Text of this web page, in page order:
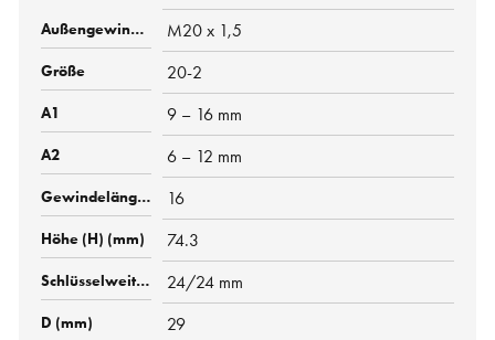
M20 x 1,5
20-2
9 – 16 mm
6 – 12 mm
16
74.3
24/24 mm
29